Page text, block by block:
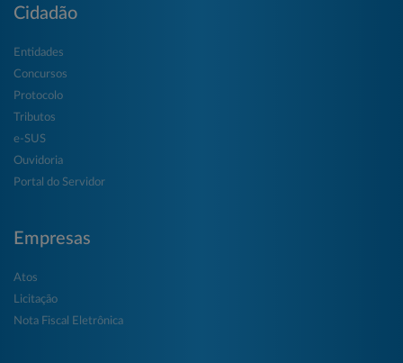
Cidadão
Entidades
Concursos
Protocolo
Tributos
e-SUS
Ouvidoria
Portal do Servidor
Empresas
Atos
Licitação
Nota Fiscal Eletrônica